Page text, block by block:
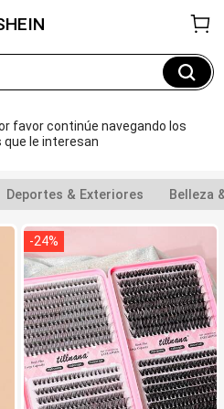
favor continúe navegando los
le interesan
Deportes & Exteriores Belleza
-24%